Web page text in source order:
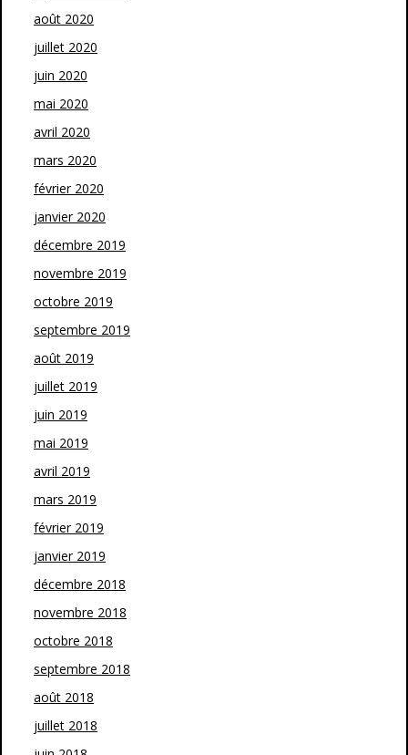
août 2020
juillet 2020
juin 2020
mai 2020
avril 2020
mars 2020
février 2020
janvier 2020
décembre 2019
novembre 2019
octobre 2019
septembre 2019
août 2019
juillet 2019
juin 2019
mai 2019
avril 2019
mars 2019
février 2019
janvier 2019
décembre 2018
novembre 2018
octobre 2018
septembre 2018
août 2018
juillet 2018